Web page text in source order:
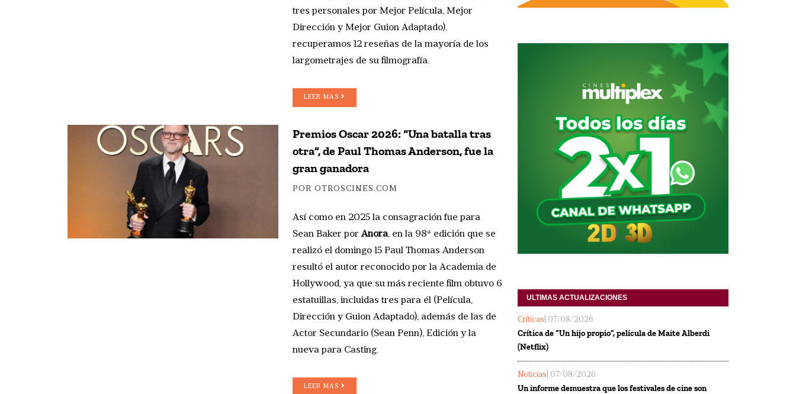
tres personales por Mejor Película, Mejor
Dirección y Mejor Guion Adaptado),
recuperamos 12 reseñas de la mayoría de los
largometrajes de su filmografía.
LEER MAS
Premios Oscar 2026: “Una batalla tras
otra”, de Paul Thomas Anderson, fue la
gran ganadora
POR OTROSCINES.COM
Así como en 2025 la consagración fue para
Sean Baker por Anora, en la 98ª edición que se
realizó el domingo 15 Paul Thomas Anderson
resultó el autor reconocido por la Academia de
Hollywood, ya que su más reciente film obtuvo 6
estatuillas, incluidas tres para él (Película,
Dirección y Guion Adaptado), además de las de
Actor Secundario (Sean Penn), Edición y la
nueva para Casting.
LEER MAS
ULTIMAS ACTUALIZACIONES
Críticas | 07/08/2026
Crítica de “Un hijo propio”, película de Maite Alberdi
(Netflix)
Noticias | 07/08/2026
Un informe demuestra que los festivales de cine son